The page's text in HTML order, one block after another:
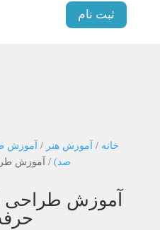
ثبت نام
خانه / آموزش هنر / آموزش
صد) / آموزش
آموزش طراحی